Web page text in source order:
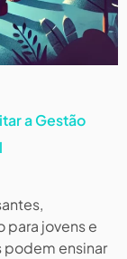
a Gestão
jovens e
ensinar